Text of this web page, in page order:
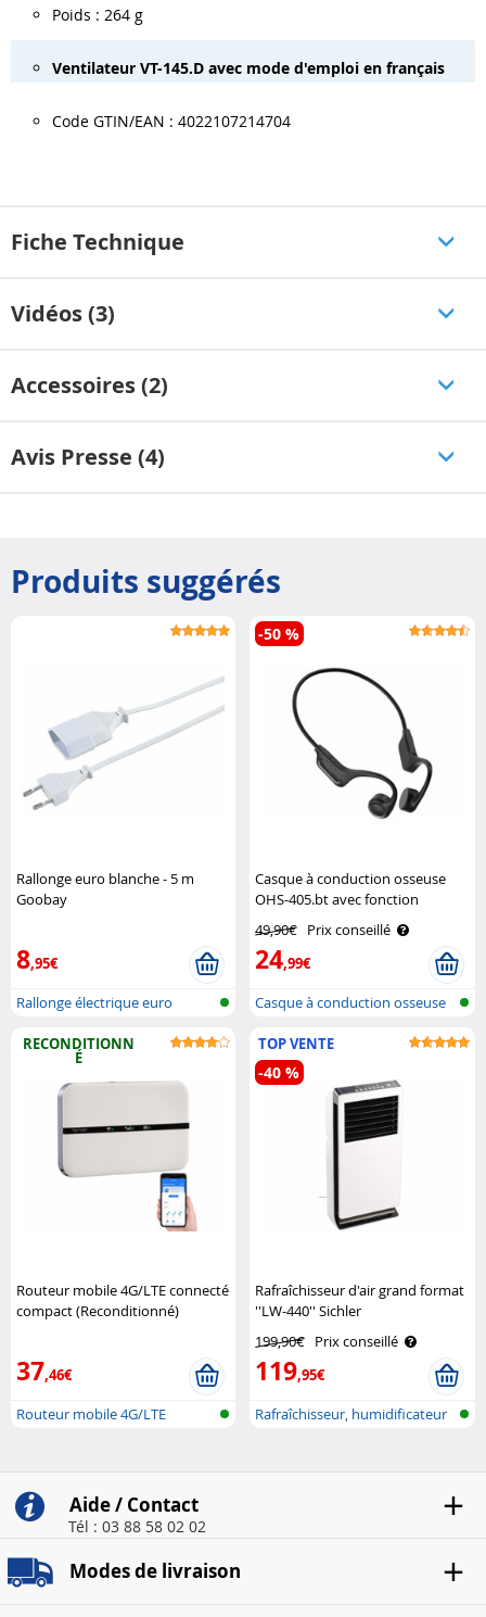
Poids : 264 g
Ventilateur VT-145.D avec mode d'emploi en français
Code GTIN/EAN : 4022107214704
Fiche Technique
Vidéos (3)
Accessoires (2)
Avis Presse (4)
Produits suggérés
Rallonge euro blanche - 5 m
Goobay
8,95€
Rallonge électrique euro
Casque à conduction osseuse
OHS-405.bt avec fonction
bluetooth 5.4 Auvisio
49,90€ Prix conseillé
24,99€
-50 %
Casque à conduction osseuse
RECONDITIONN
É
Routeur mobile 4G/LTE connecté
compact (Reconditionné)
37,46€
Routeur mobile 4G/LTE
TOP VENTE
Rafraîchisseur d'air grand format
''LW-440'' Sichler
199,90€ Prix conseillé
119,95€
-40 %
Rafraîchisseur, humidificateur
Aide / Contact
Tél : 03 88 58 02 02
Modes de livraison